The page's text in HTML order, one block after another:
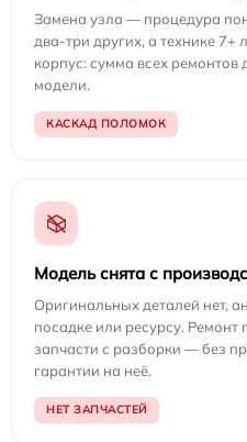
Замена узла — процедура
два-три других, а технике 7+
корпус: сумма всех
модели.
КАСКАД ПОЛОМОК
Модель снята с
Оригинальных деталей нет,
посадке или ресурсу. Ремонт
запчасти с разборки — без
гарантии на неё.
НЕТ ЗАПЧАСТЕЙ